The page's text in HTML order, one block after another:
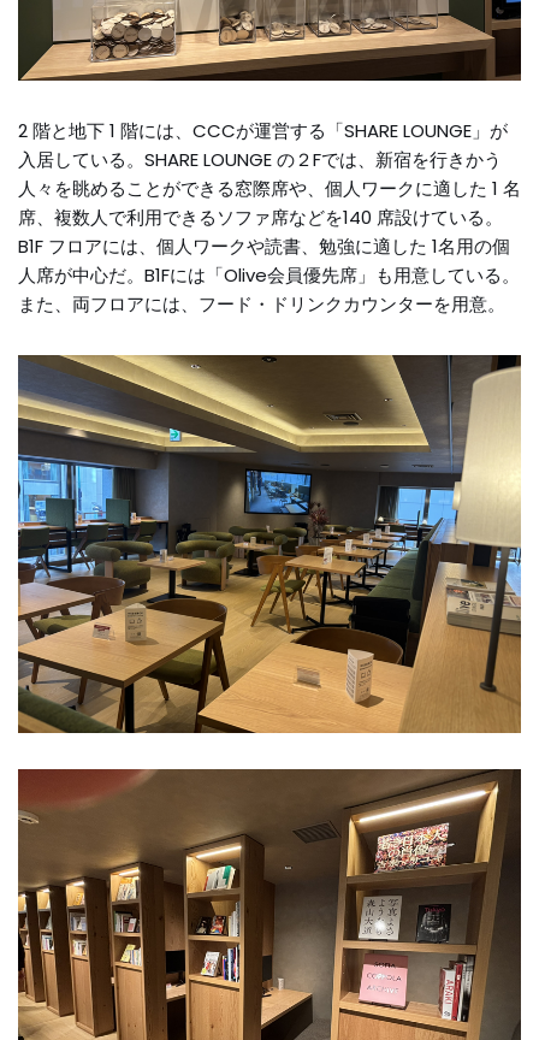
2 階と地下 1 階には、CCCが運営する「SHARE LOUNGE」が
入居している。SHARE LOUNGE の２Fでは、新宿を行きかう
人々を眺めることができる窓際席や、個人ワークに適した 1 名
席、複数人で利用できるソファ席などを140 席設けている。
B1F フロアには、個人ワークや読書、勉強に適した 1名用の個
人席が中心だ。B1Fには「Olive会員優先席」も用意している。
また、両フロアには、フード・ドリンクカウンターを用意。